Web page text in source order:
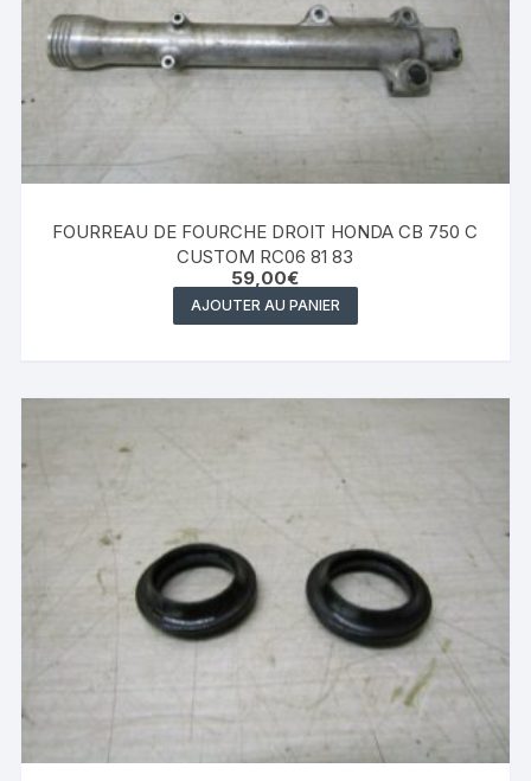
FOURREAU DE FOURCHE DROIT HONDA CB 750 C
CUSTOM RC06 81 83
59,00€
AJOUTER AU PANIER